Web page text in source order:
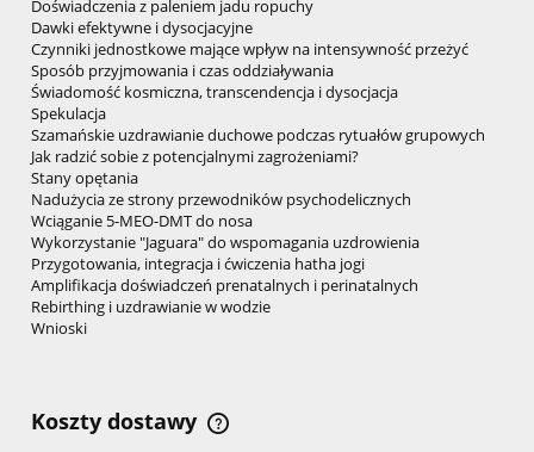
Doświadczenia z paleniem jadu ropuchy
Dawki efektywne i dysocjacyjne
Czynniki jednostkowe mające wpływ na intensywność przeżyć
Sposób przyjmowania i czas oddziaływania
Świadomość kosmiczna, transcendencja i dysocjacja
Spekulacja
Szamańskie uzdrawianie duchowe podczas rytuałów grupowych
Jak radzić sobie z potencjalnymi zagrożeniami?
Stany opętania
Nadużycia ze strony przewodników psychodelicznych
Wciąganie 5-MEO-DMT do nosa
Wykorzystanie "Jaguara" do wspomagania uzdrowienia
Przygotowania, integracja i ćwiczenia hatha jogi
Amplifikacja doświadczeń prenatalnych i perinatalnych
Rebirthing i uzdrawianie w wodzie
Wnioski
Koszty dostawy
Cena nie zawiera ewentualnych kosztów płatności